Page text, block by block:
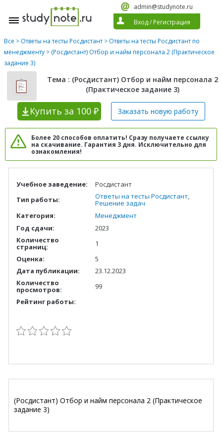
admin@studynote.ru
Вход/ Регистрация
Все > Ответы на тесты Росдистант > Ответы на тесты Росдистант по
менеджменту > (Росдистант) Отбор и найм персонала 2 (Практическое
задание 3)
Тема : (Росдистант) Отбор и найм персонала 2
(Практическое задание 3)
Купить за 100 ₽ Заказать новую работу
Более 20 способов оплатить! Сразу получаете ссылку
на скачивание. Гарантия 3 дня. Исключительно для
ознакомления!
Учебное заведение:
Росдистант
Тип работы:
Ответы на тесты Росдистант,
Решение задач
Категория:
Менеджмент
Год сдачи:
2023
Количество
страниц:
1
Оценка:
5
Дата публикации:
23.12.2023
Количество
просмотров:
99
Рейтинг работы:
(Росдистант) Отбор и найм персонала 2 (Практическое
задание 3)